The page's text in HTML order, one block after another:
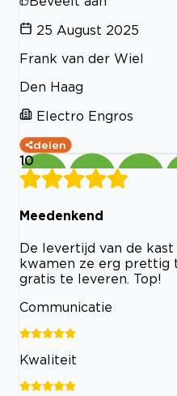
25 August 2025
Frank van der Wiel
Den Haag
Electro Engros
delen
10
Meedenkend
De levertijd van de
kwamen ze erg prettig
gratis te leveren. Top!
Communicatie
Kwaliteit